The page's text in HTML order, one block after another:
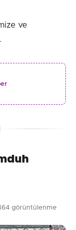
ve
görüntülenme